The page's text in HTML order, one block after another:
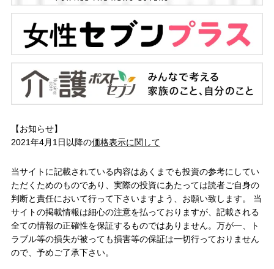
【お知らせ】
2021年4月1日以降の価格表示に関して
当サイトに記載されている内容はあくまでも投資の参考にしてい
ただくためのものであり、実際の投資にあたっては読者ご自身の
判断と責任において行って下さいますよう、お願い致します。 当
サイトの掲載情報は細心の注意を払っておりますが、記載される
全ての情報の正確性を保証するものではありません。万が一、ト
ラブル等の損失が被っても損害等の保証は一切行っておりません
ので、予めご了承下さい。